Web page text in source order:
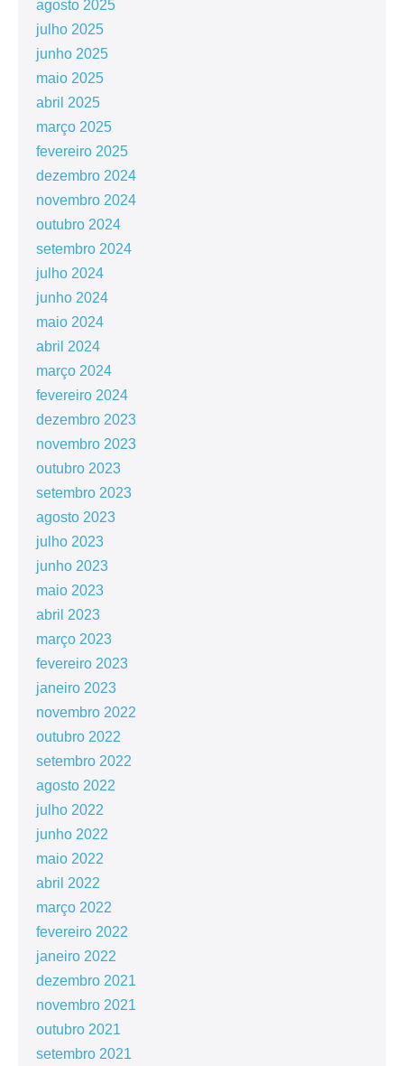
agosto 2025
julho 2025
junho 2025
maio 2025
abril 2025
março 2025
fevereiro 2025
dezembro 2024
novembro 2024
outubro 2024
setembro 2024
julho 2024
junho 2024
maio 2024
abril 2024
março 2024
fevereiro 2024
dezembro 2023
novembro 2023
outubro 2023
setembro 2023
agosto 2023
julho 2023
junho 2023
maio 2023
abril 2023
março 2023
fevereiro 2023
janeiro 2023
novembro 2022
outubro 2022
setembro 2022
agosto 2022
julho 2022
junho 2022
maio 2022
abril 2022
março 2022
fevereiro 2022
janeiro 2022
dezembro 2021
novembro 2021
outubro 2021
setembro 2021